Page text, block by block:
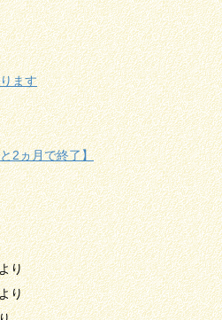
ます
2ヵ月で終了】
り
り